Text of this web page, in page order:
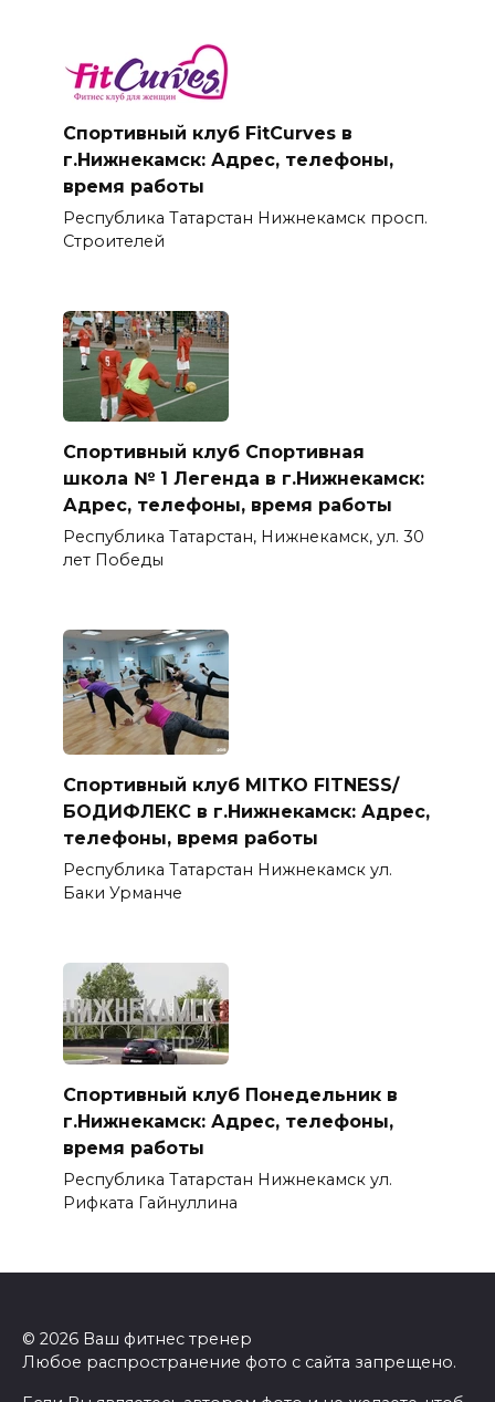
Спортивный клуб FitCurves в
г.Нижнекамск: Адрес, телефоны,
время работы
Республика Татарстан Нижнекамск просп.
Строителей
Спортивный клуб Спортивная
школа № 1 Легенда в г.Нижнекамск:
Адрес, телефоны, время работы
Республика Татарстан, Нижнекамск, ул. 30
лет Победы
Спортивный клуб MITKO FITNESS/
БОДИФЛЕКС в г.Нижнекамск: Адрес,
телефоны, время работы
Республика Татарстан Нижнекамск ул.
Баки Урманче
Спортивный клуб Понедельник в
г.Нижнекамск: Адрес, телефоны,
время работы
Республика Татарстан Нижнекамск ул.
Рифката Гайнуллина
© 2026 Ваш фитнес тренер
Любое распространение фото с сайта запрещено.